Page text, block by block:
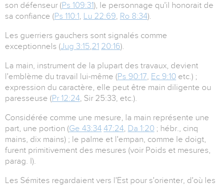
son défenseur (Ps 109:31), le personnage qu'il honorait de
sa confiance (Ps 110:1, Lu 22:69, Ro 8:34).
Les guerriers gauchers sont signalés comme
exceptionnels (Jug 3:15,21 20:16).
La main, instrument de la plupart des travaux, devient
l'emblème du travail lui-même (Ps 90:17, Ec 9:10 etc.) ;
expression du caractère, elle peut être main diligente ou
paresseuse (Pr 12:24, Sir 25:33, etc.).
Considérée comme une mesure, la main représente une
part, une portion (Ge 43:34 47:24, Da 1:20 ; hébr., cinq
mains, dix mains) ; le palme et l'empan, comme le doigt,
furent primitivement des mesures (voir Poids et mesures,
parag. I).
Les Sémites regardaient vers l'Est pour s'orienter, d'où les